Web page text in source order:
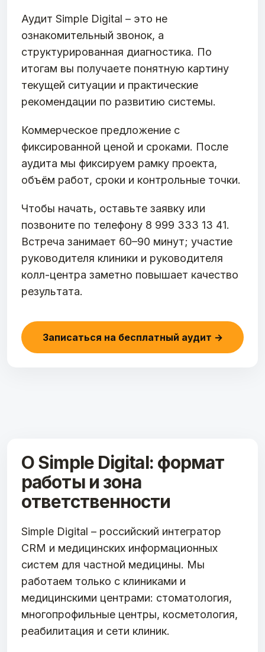
Аудит Simple Digital – это не
ознакомительный звонок, а
структурированная диагностика. По
итогам вы получаете понятную картину
текущей ситуации и практические
рекомендации по развитию системы.
Коммерческое предложение с
фиксированной ценой и сроками. После
аудита мы фиксируем рамку проекта,
объём работ, сроки и контрольные точки.
Чтобы начать, оставьте заявку или
позвоните по телефону 8 999 333 13 41.
Встреча занимает 60–90 минут; участие
руководителя клиники и руководителя
колл-центра заметно повышает качество
результата.
Записаться на бесплатный аудит →
О Simple Digital: формат
работы и зона
ответственности
Simple Digital – российский интегратор
CRM и медицинских информационных
систем для частной медицины. Мы
работаем только с клиниками и
медицинскими центрами: стоматология,
многопрофильные центры, косметология,
реабилитация и сети клиник.